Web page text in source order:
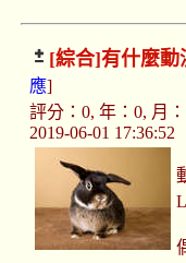
[綜合]有什麼動
應]
評分：0, 年：0, 月
2019-06-01 17:36:52